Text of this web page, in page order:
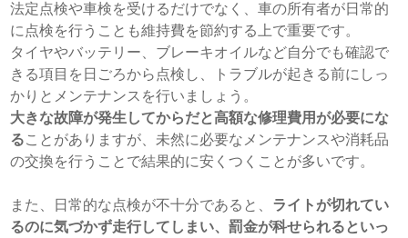
法定点検や車検を受けるだけでなく、車の所有者が日常的
に点検を行うことも維持費を節約する上で重要です。
タイヤやバッテリー、ブレーキオイルなど自分でも確認で
きる項目を日ごろから点検し、トラブルが起きる前にしっ
かりとメンテナンスを行いましょう。
大きな故障が発生してからだと高額な修理費用が必要にな
ることがありますが、未然に必要なメンテナンスや消耗品
の交換を行うことで結果的に安くつくことが多いです。
また、日常的な点検が不十分であると、 ライトが切れてい
るのに気づかず走行してしまい、罰金が科せられるといっ